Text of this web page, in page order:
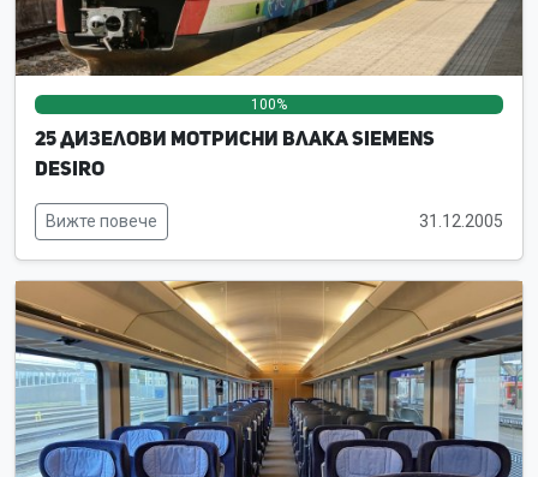
100%
25 дизелови мотрисни влака Siemens
Desiro
Вижте повече 31.12.2005